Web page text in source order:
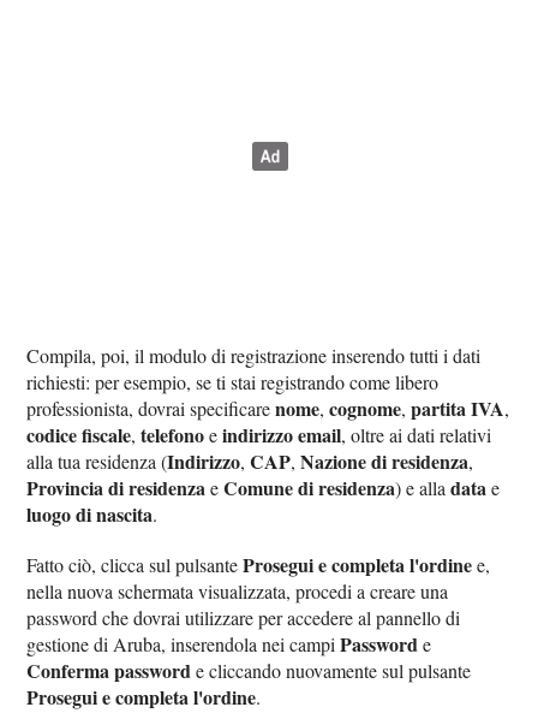
Compila, poi, il modulo di registrazione inserendo tutti i dati
richiesti: per esempio, se ti stai registrando come libero
professionista, dovrai specificarenome,cognome,partita IVA,
codice fiscale,telefonoeindirizzo email, oltre ai dati relativi
alla tua residenza (Indirizzo,CAP,Nazione di residenza,
Provincia di residenzaeComune di residenza) e alladatae
luogo di nascita.
Fatto ciò, clicca sul pulsanteProsegui e completa l'ordinee,
nella nuova schermata visualizzata, procedi a creare una
password che dovrai utilizzare per accedere al pannello di
gestione di Aruba, inserendola nei campiPassworde
Conferma passworde cliccando nuovamente sul pulsante
Prosegui e completa l'ordine.